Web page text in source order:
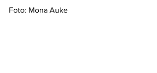
Foto: Mona Auke